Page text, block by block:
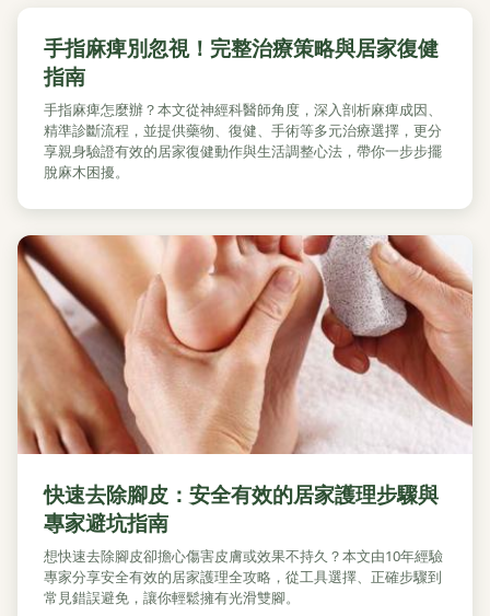
手指麻痺別忽視！完整治療策略與居家復健
指南
手指麻痺怎麼辦？本文從神經科醫師角度，深入剖析麻痺成因、
精準診斷流程，並提供藥物、復健、手術等多元治療選擇，更分
享親身驗證有效的居家復健動作與生活調整心法，帶你一步步擺
脫麻木困擾。
快速去除腳皮：安全有效的居家護理步驟與
專家避坑指南
想快速去除腳皮卻擔心傷害皮膚或效果不持久？本文由10年經驗
專家分享安全有效的居家護理全攻略，從工具選擇、正確步驟到
常見錯誤避免，讓你輕鬆擁有光滑雙腳。